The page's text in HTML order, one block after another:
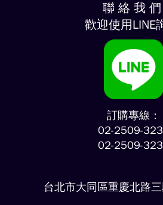
聯 絡 我 們
歡迎使用LINE
訂購專線：
02-2509-
02-2509-
台北市大同區重慶北路